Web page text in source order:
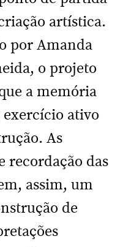
artística.
por Amanda
o projeto
a memória
ativo
As
recordação das
assim, um
de